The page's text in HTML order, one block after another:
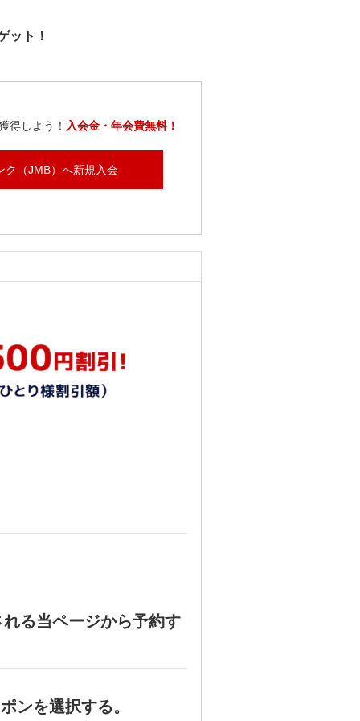
ット！
得しよう！ 入会金・年会費無料！
ク（JMB）へ新規入会
る当ページから予約す
ンを選択する。